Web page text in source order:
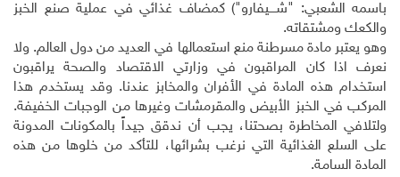
باسمه الشعبي: "شــــيفارو") كمضاف غذائي في عملية صنع الخبز
والكعك ومشتقاته.
وهو يعتبر مادة مسرطنة منع استعمالها في العديد من دول العالم. ولا
نعرف اذا كان المراقبون في وزارتي الاقتصاد والصحة يراقبون
استخدام هذه المادة في الأفران والمخابز عندنا. وقد يستخدم هذا
المركب في الخبز الأبيض والمقرمشات وغيرها من الوجبات الخفيفة.
ولتلافي المخاطرة بصحتنا، يجب أن ندقق جيداً بالمكونات المدونة
على السلع الغذائية التي نرغب بشرائها، للتأكد من خلوها من هذه
المادة السامة.